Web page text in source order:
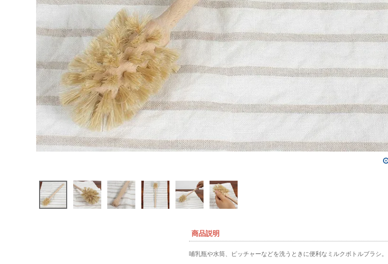
商品説明
哺乳瓶や水筒、ピッチャーなどを洗うときに便利なミルクボトルブラシ。